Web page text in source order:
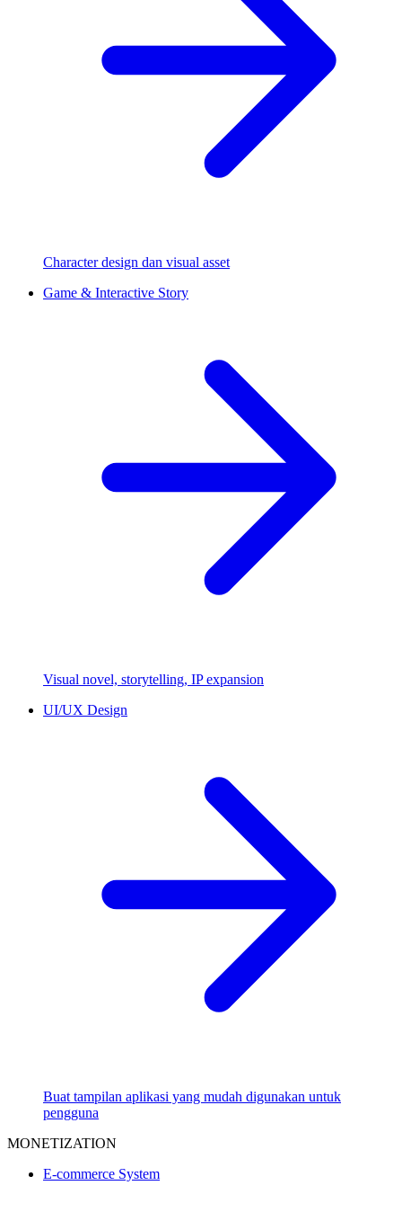
Character design dan visual asset
Game & Interactive Story
Visual novel, storytelling, IP expansion
UI/UX Design
Buat tampilan aplikasi yang mudah digunakan untuk
pengguna
MONETIZATION
E-commerce System